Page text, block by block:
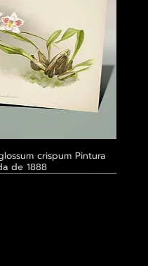
rápida
crispum Pintura
de 1888